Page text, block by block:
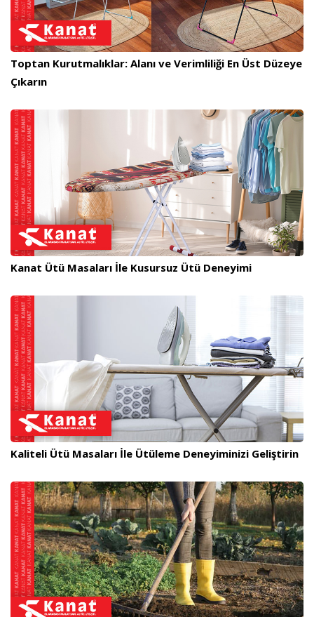
Toptan Kurutmalıklar: Alanı ve Verimliliği En Üst Düzeye
Çıkarın
Kanat Ütü Masaları İle Kusursuz Ütü Deneyimi
Kaliteli Ütü Masaları İle Ütüleme Deneyiminizi Geliştirin